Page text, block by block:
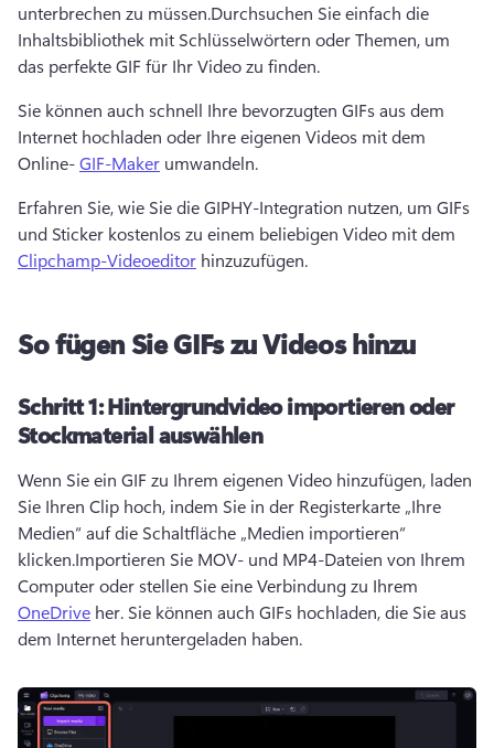
unterbrechen zu müssen.Durchsuchen Sie einfach die
Inhaltsbibliothek mit Schlüsselwörtern oder Themen, um
das perfekte GIF für Ihr Video zu finden.
Sie können auch schnell Ihre bevorzugten GIFs aus dem
Internet hochladen oder Ihre eigenen Videos mit dem
Online- GIF-Maker umwandeln.
Erfahren Sie, wie Sie die GIPHY-Integration nutzen, um GIFs
und Sticker kostenlos zu einem beliebigen Video mit dem
Clipchamp-Videoeditor hinzuzufügen.
So fügen Sie GIFs zu Videos hinzu
Schritt 1:Hintergrundvideo importieren oder
Stockmaterial auswählen
Wenn Sie ein GIF zu Ihrem eigenen Video hinzufügen, laden
Sie Ihren Clip hoch, indem Sie in der Registerkarte „Ihre
Medien“ auf die Schaltfläche „Medien importieren“
klicken.Importieren Sie MOV- und MP4-Dateien von Ihrem
Computer oder stellen Sie eine Verbindung zu Ihrem
OneDrive her. Sie können auch GIFs hochladen, die Sie aus
dem Internet heruntergeladen haben.